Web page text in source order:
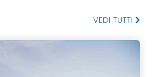
VEDI TUTTI